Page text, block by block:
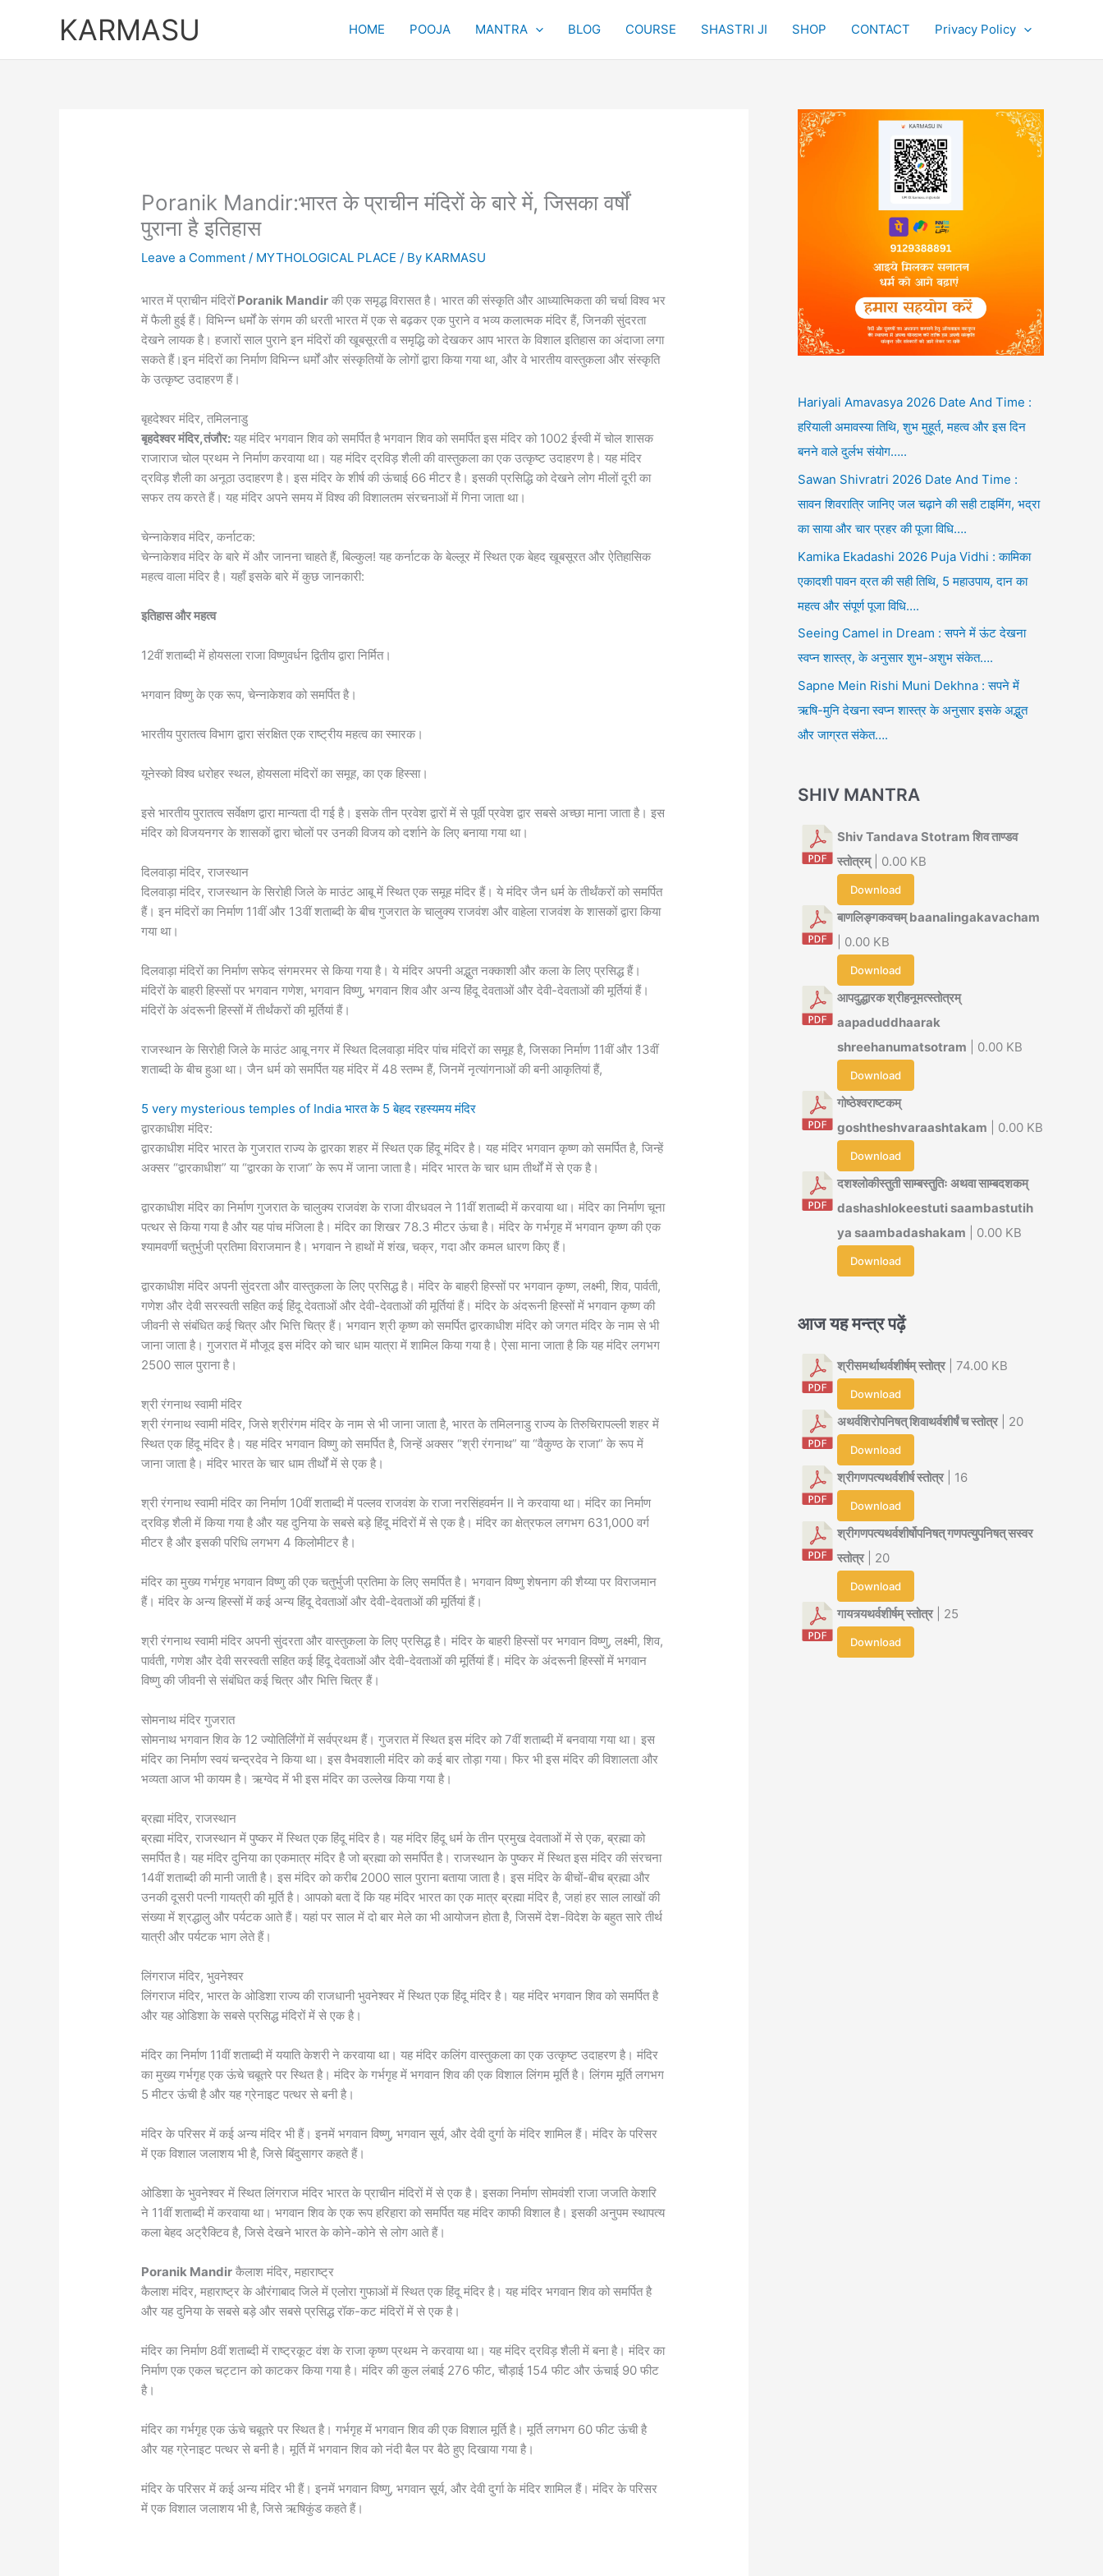
KARMASU HOME POOJA MANTRA BLOG COURSE SHASTRI JI SHOP CONTACT Privacy Policy
Poranik Mandir:भारत के प्राचीन मंदिरों के बारे में, जिसका वर्षों
पुराना है इतिहास
Leave a Comment / MYTHOLOGICAL PLACE / By KARMASU
भारत में प्राचीन मंदिरोंPoranik Mandir की एक समृद्ध विरासत है। भारत की संस्कृति और आध्यात्मिकता की चर्चा विश्व भर
में फैली हुई हैं। विभिन्न धर्मों के संगम की धरती भारत में एक से बढ़कर एक पुराने व भव्य कलात्मक मंदिर हैं, जिनकी सुंदरता
देखने लायक है। हजारों साल पुराने इन मंदिरों की खूबसूरती व समृद्धि को देखकर आप भारत के विशाल इतिहास का अंदाजा लगा
सकते हैं।इन मंदिरों का निर्माण विभिन्न धर्मों और संस्कृतियों के लोगों द्वारा किया गया था, और वे भारतीय वास्तुकला और संस्कृति
के उत्कृष्ट उदाहरण हैं।
बृहदेश्वर मंदिर, तमिलनाडु
बृहदेश्वर मंदिर,तंजौर: यह मंदिर भगवान शिव को समर्पित है भगवान शिव को समर्पित इस मंदिर को 1002 ईस्वी में चोल शासक
राजाराज चोल प्रथम ने निर्माण करवाया था। यह मंदिर द्रविड़ शैली की वास्तुकला का एक उत्कृष्ट उदाहरण है। यह मंदिर
द्रविड़ शैली का अनूठा उदाहरण है। इस मंदिर के शीर्ष की ऊंचाई 66 मीटर है। इसकी प्रसिद्धि को देखने लोग मीलों दूरी का
सफर तय करते हैं। यह मंदिर अपने समय में विश्व की विशालतम संरचनाओं में गिना जाता था।
चेन्नाकेशव मंदिर, कर्नाटक:
चेन्नाकेशव मंदिर के बारे में और जानना चाहते हैं, बिल्कुल! यह कर्नाटक के बेल्लूर में स्थित एक बेहद खूबसूरत और ऐतिहासिक
महत्व वाला मंदिर है। यहाँ इसके बारे में कुछ जानकारी:
इतिहास और महत्व
12वीं शताब्दी में होयसला राजा विष्णुवर्धन द्वितीय द्वारा निर्मित।
भगवान विष्णु के एक रूप, चेन्नाकेशव को समर्पित है।
भारतीय पुरातत्व विभाग द्वारा संरक्षित एक राष्ट्रीय महत्व का स्मारक।
यूनेस्को विश्व धरोहर स्थल, होयसला मंदिरों का समूह, का एक हिस्सा।
इसे भारतीय पुरातत्व सर्वेक्षण द्वारा मान्यता दी गई है। इसके तीन प्रवेश द्वारों में से पूर्वी प्रवेश द्वार सबसे अच्छा माना जाता है। इस
मंदिर को विजयनगर के शासकों द्वारा चोलों पर उनकी विजय को दर्शाने के लिए बनाया गया था।
दिलवाड़ा मंदिर, राजस्थान
दिलवाड़ा मंदिर, राजस्थान के सिरोही जिले के माउंट आबू में स्थित एक समूह मंदिर हैं। ये मंदिर जैन धर्म के तीर्थंकरों को समर्पित
हैं। इन मंदिरों का निर्माण 11वीं और 13वीं शताब्दी के बीच गुजरात के चालुक्य राजवंश और वाहेला राजवंश के शासकों द्वारा किया
गया था।
दिलवाड़ा मंदिरों का निर्माण सफेद संगमरमर से किया गया है। ये मंदिर अपनी अद्भुत नक्काशी और कला के लिए प्रसिद्ध हैं।
मंदिरों के बाहरी हिस्सों पर भगवान गणेश, भगवान विष्णु, भगवान शिव और अन्य हिंदू देवताओं और देवी-देवताओं की मूर्तियां हैं।
मंदिरों के अंदरूनी हिस्सों में तीर्थंकरों की मूर्तियां हैं।
राजस्थान के सिरोही जिले के माउंट आबू नगर में स्थित दिलवाड़ा मंदिर पांच मंदिरों का समूह है, जिसका निर्माण 11वीं और 13वीं
शताब्दी के बीच हुआ था। जैन धर्म को समर्पित यह मंदिर में 48 स्तम्भ हैं, जिनमें नृत्यांगनाओं की बनी आकृतियां हैं,
5 very mysterious temples of India भारत के 5 बेहद रहस्यमय मंदिर
द्वारकाधीश मंदिर:
द्वारकाधीश मंदिर भारत के गुजरात राज्य के द्वारका शहर में स्थित एक हिंदू मंदिर है। यह मंदिर भगवान कृष्ण को समर्पित है, जिन्हें
अक्सर “द्वारकाधीश” या “द्वारका के राजा” के रूप में जाना जाता है। मंदिर भारत के चार धाम तीर्थों में से एक है।
द्वारकाधीश मंदिर का निर्माण गुजरात के चालुक्य राजवंश के राजा वीरधवल ने 11वीं शताब्दी में करवाया था। मंदिर का निर्माण चूना
पत्थर से किया गया है और यह पांच मंजिला है। मंदिर का शिखर 78.3 मीटर ऊंचा है। मंदिर के गर्भगृह में भगवान कृष्ण की एक
श्यामवर्णी चतुर्भुजी प्रतिमा विराजमान है। भगवान ने हाथों में शंख, चक्र, गदा और कमल धारण किए हैं।
द्वारकाधीश मंदिर अपनी सुंदरता और वास्तुकला के लिए प्रसिद्ध है। मंदिर के बाहरी हिस्सों पर भगवान कृष्ण, लक्ष्मी, शिव, पार्वती,
गणेश और देवी सरस्वती सहित कई हिंदू देवताओं और देवी-देवताओं की मूर्तियां हैं। मंदिर के अंदरूनी हिस्सों में भगवान कृष्ण की
जीवनी से संबंधित कई चित्र और भित्ति चित्र हैं। भगवान श्री कृष्ण को समर्पित द्वारकाधीश मंदिर को जगत मंदिर के नाम से भी
जाना जाता है। गुजरात में मौजूद इस मंदिर को चार धाम यात्रा में शामिल किया गया है। ऐसा माना जाता है कि यह मंदिर लगभग
2500 साल पुराना है।
श्री रंगनाथ स्वामी मंदिर
श्री रंगनाथ स्वामी मंदिर, जिसे श्रीरंगम मंदिर के नाम से भी जाना जाता है, भारत के तमिलनाडु राज्य के तिरुचिरापल्ली शहर में
स्थित एक हिंदू मंदिर है। यह मंदिर भगवान विष्णु को समर्पित है, जिन्हें अक्सर “श्री रंगनाथ” या “वैकुण्ठ के राजा” के रूप में
जाना जाता है। मंदिर भारत के चार धाम तीर्थों में से एक है।
श्री रंगनाथ स्वामी मंदिर का निर्माण 10वीं शताब्दी में पल्लव राजवंश के राजा नरसिंहवर्मन II ने करवाया था। मंदिर का निर्माण
द्रविड़ शैली में किया गया है और यह दुनिया के सबसे बड़े हिंदू मंदिरों में से एक है। मंदिर का क्षेत्रफल लगभग 631,000 वर्ग
मीटर है और इसकी परिधि लगभग 4 किलोमीटर है।
मंदिर का मुख्य गर्भगृह भगवान विष्णु की एक चतुर्भुजी प्रतिमा के लिए समर्पित है। भगवान विष्णु शेषनाग की शैय्या पर विराजमान
हैं। मंदिर के अन्य हिस्सों में कई अन्य हिंदू देवताओं और देवी-देवताओं की मूर्तियां हैं।
श्री रंगनाथ स्वामी मंदिर अपनी सुंदरता और वास्तुकला के लिए प्रसिद्ध है। मंदिर के बाहरी हिस्सों पर भगवान विष्णु, लक्ष्मी, शिव,
पार्वती, गणेश और देवी सरस्वती सहित कई हिंदू देवताओं और देवी-देवताओं की मूर्तियां हैं। मंदिर के अंदरूनी हिस्सों में भगवान
विष्णु की जीवनी से संबंधित कई चित्र और भित्ति चित्र हैं।
सोमनाथ मंदिर गुजरात
सोमनाथ भगवान शिव के 12 ज्योतिर्लिंगों में सर्वप्रथम हैं। गुजरात में स्थित इस मंदिर को 7वीं शताब्दी में बनवाया गया था। इस
मंदिर का निर्माण स्वयं चन्द्रदेव ने किया था। इस वैभवशाली मंदिर को कई बार तोड़ा गया। फिर भी इस मंदिर की विशालता और
भव्यता आज भी कायम है। ऋग्वेद में भी इस मंदिर का उल्लेख किया गया है।
ब्रह्मा मंदिर, राजस्थान
ब्रह्मा मंदिर, राजस्थान में पुष्कर में स्थित एक हिंदू मंदिर है। यह मंदिर हिंदू धर्म के तीन प्रमुख देवताओं में से एक, ब्रह्मा को
समर्पित है। यह मंदिर दुनिया का एकमात्र मंदिर है जो ब्रह्मा को समर्पित है। राजस्थान के पुष्कर में स्थित इस मंदिर की संरचना
14वीं शताब्दी की मानी जाती है। इस मंदिर को करीब 2000 साल पुराना बताया जाता है। इस मंदिर के बीचों-बीच ब्रह्मा और
उनकी दूसरी पत्नी गायत्री की मूर्ति है। आपको बता दें कि यह मंदिर भारत का एक मात्र ब्रह्मा मंदिर है, जहां हर साल लाखों की
संख्या में श्रद्धालु और पर्यटक आते हैं। यहां पर साल में दो बार मेले का भी आयोजन होता है, जिसमें देश-विदेश के बहुत सारे तीर्थ
यात्री और पर्यटक भाग लेते हैं।
लिंगराज मंदिर, भुवनेश्वर
लिंगराज मंदिर, भारत के ओडिशा राज्य की राजधानी भुवनेश्वर में स्थित एक हिंदू मंदिर है। यह मंदिर भगवान शिव को समर्पित है
और यह ओडिशा के सबसे प्रसिद्ध मंदिरों में से एक है।
मंदिर का निर्माण 11वीं शताब्दी में ययाति केशरी ने करवाया था। यह मंदिर कलिंग वास्तुकला का एक उत्कृष्ट उदाहरण है। मंदिर
का मुख्य गर्भगृह एक ऊंचे चबूतरे पर स्थित है। मंदिर के गर्भगृह में भगवान शिव की एक विशाल लिंगम मूर्ति है। लिंगम मूर्ति लगभग
5 मीटर ऊंची है और यह ग्रेनाइट पत्थर से बनी है।
मंदिर के परिसर में कई अन्य मंदिर भी हैं। इनमें भगवान विष्णु, भगवान सूर्य, और देवी दुर्गा के मंदिर शामिल हैं। मंदिर के परिसर
में एक विशाल जलाशय भी है, जिसे बिंदुसागर कहते हैं।
ओडिशा के भुवनेश्वर में स्थित लिंगराज मंदिर भारत के प्राचीन मंदिरों में से एक है। इसका निर्माण सोमवंशी राजा जजति केशरि
ने 11वीं शताब्दी में करवाया था। भगवान शिव के एक रूप हरिहारा को समर्पित यह मंदिर काफी विशाल है। इसकी अनुपम स्थापत्य
कला बेहद अट्रैक्टिव है, जिसे देखने भारत के कोने-कोने से लोग आते हैं।
Poranik Mandir कैलाश मंदिर, महाराष्ट्र
कैलाश मंदिर, महाराष्ट्र के औरंगाबाद जिले में एलोरा गुफाओं में स्थित एक हिंदू मंदिर है। यह मंदिर भगवान शिव को समर्पित है
और यह दुनिया के सबसे बड़े और सबसे प्रसिद्ध रॉक-कट मंदिरों में से एक है।
मंदिर का निर्माण 8वीं शताब्दी में राष्ट्रकूट वंश के राजा कृष्ण प्रथम ने करवाया था। यह मंदिर द्रविड़ शैली में बना है। मंदिर का
निर्माण एक एकल चट्टान को काटकर किया गया है। मंदिर की कुल लंबाई 276 फीट, चौड़ाई 154 फीट और ऊंचाई 90 फीट
है।
मंदिर का गर्भगृह एक ऊंचे चबूतरे पर स्थित है। गर्भगृह में भगवान शिव की एक विशाल मूर्ति है। मूर्ति लगभग 60 फीट ऊंची है
और यह ग्रेनाइट पत्थर से बनी है। मूर्ति में भगवान शिव को नंदी बैल पर बैठे हुए दिखाया गया है।
मंदिर के परिसर में कई अन्य मंदिर भी हैं। इनमें भगवान विष्णु, भगवान सूर्य, और देवी दुर्गा के मंदिर शामिल हैं। मंदिर के परिसर
में एक विशाल जलाशय भी है, जिसे ऋषिकुंड कहते हैं।
Hariyali Amavasya 2026 Date And Time :
हरियाली अमावस्या तिथि, शुभ मुहूर्त, महत्व और इस दिन
बनने वाले दुर्लभ संयोग…..
Sawan Shivratri 2026 Date And Time :
सावन शिवरात्रि जानिए जल चढ़ाने की सही टाइमिंग, भद्रा
का साया और चार प्रहर की पूजा विधि….
Kamika Ekadashi 2026 Puja Vidhi : कामिका
एकादशी पावन व्रत की सही तिथि, 5 महाउपाय, दान का
महत्व और संपूर्ण पूजा विधि….
Seeing Camel in Dream : सपने में ऊंट देखना
स्वप्न शास्त्र, के अनुसार शुभ-अशुभ संकेत….
Sapne Mein Rishi Muni Dekhna : सपने में
ऋषि-मुनि देखना स्वप्न शास्त्र के अनुसार इसके अद्भुत
और जाग्रत संकेत….
SHIV MANTRA
Shiv Tandava Stotram शिव ताण्डव
स्तोत्रम्| 0.00 KB
Download
बाणलिङ्गकवचम् baanalingakavacham
| 0.00 KB
Download
आपदुद्धारक श्रीहनूमत्स्तोत्रम्
aapaduddhaarak
shreehanumatsotram | 0.00 KB
Download
गोष्ठेश्वराष्टकम्
goshtheshvaraashtakam | 0.00 KB
Download
दशश्लोकीस्तुती साम्बस्तुतिः अथवा साम्बदशकम्
dashashlokeestuti saambastutih
ya saambadashakam | 0.00 KB
Download
आज यह मन्त्र पढ़ें
श्रीसमर्थाथर्वशीर्षम् स्तोत्र| 74.00 KB
Download
अथर्वशिरोपनिषत् शिवाथर्वशीर्षं च स्तोत्र| 20
Download
श्रीगणपत्यथर्वशीर्ष स्तोत्र| 16
Download
श्रीगणपत्यथर्वशीर्षोपनिषत् गणपत्युपनिषत् सस्वर
स्तोत्र| 20
Download
गायत्र्यथर्वशीर्षम् स्तोत्र| 25
Download